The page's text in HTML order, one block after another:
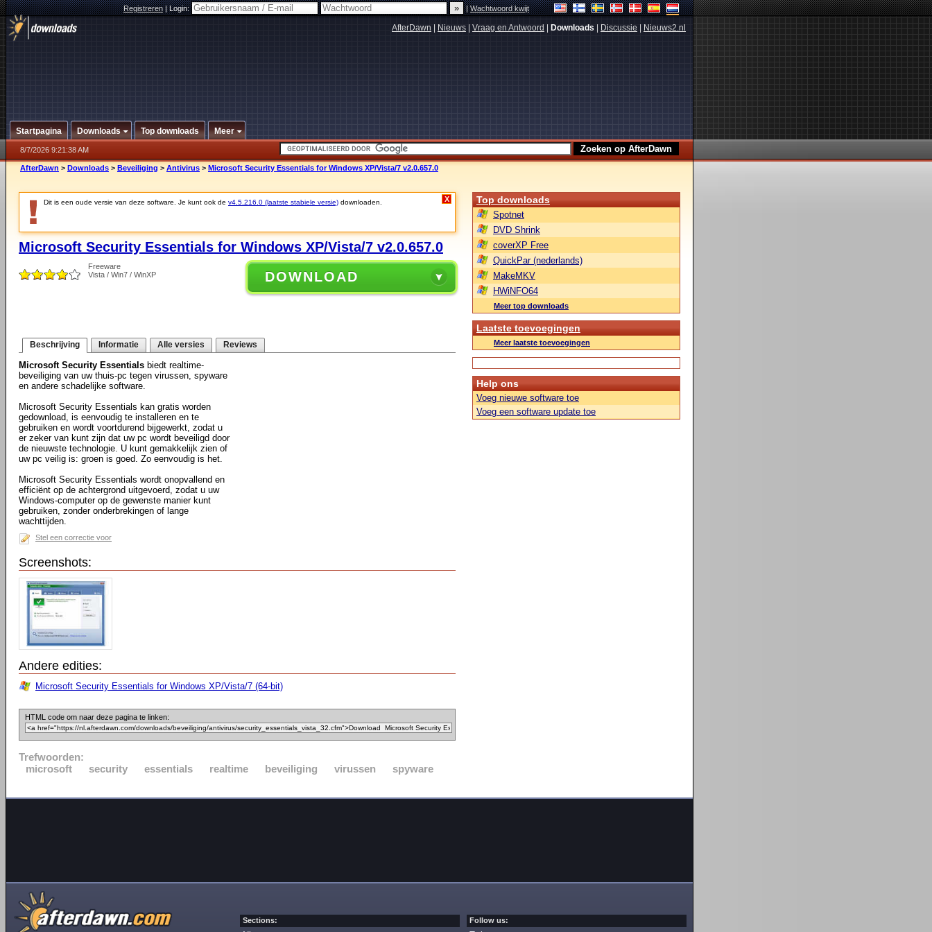
Registreren|Login: |Wachtwoord kwijt
AfterDawn Nieuws Vraag en Antwoord Downloads Discussie Nieuws2.nl
Startpagina Downloads Top downloads Meer
8/7/2026 9:21:38 AM
AfterDawn > Downloads > Beveiliging > Antivirus > Microsoft Security Essentials for Windows XP/Vista/7 v2.0.657.0
Dit is een oude versie van deze software. Je kunt ook de v4.5.216.0 (laatste stabiele versie) downloaden. X
Microsoft Security Essentials for Windows XP/Vista/7 v2.0.657.0
Freeware
Vista / Win7 / WinXP
DOWNLOAD
Beschrijving Informatie Alle versies Reviews
Microsoft Security Essentials biedt realtime-
beveiliging van uw thuis-pc tegen virussen, spyware
en andere schadelijke software.
Microsoft Security Essentials kan gratis worden
gedownload, is eenvoudig te installeren en te
gebruiken en wordt voortdurend bijgewerkt, zodat u
er zeker van kunt zijn dat uw pc wordt beveiligd door
de nieuwste technologie. U kunt gemakkelijk zien of
uw pc veilig is: groen is goed. Zo eenvoudig is het.
Microsoft Security Essentials wordt onopvallend en
efficiënt op de achtergrond uitgevoerd, zodat u uw
Windows-computer op de gewenste manier kunt
gebruiken, zonder onderbrekingen of lange
wachttijden.
Stel een correctie voor
Screenshots:
Andere edities:
Microsoft Security Essentials for Windows XP/Vista/7 (64-bit)
HTML code om naar deze pagina te linken:
Trefwoorden:
microsoft
security essentials realtime beveiliging virussen spyware
Top downloads
Spotnet
DVD Shrink
coverXP Free
QuickPar (nederlands)
MakeMKV
HWiNFO64
Meer top downloads
Laatste toevoegingen
Meer laatste toevoegingen
Help ons
Voeg nieuwe software toe
Voeg een software update toe
Sections: Follow us: